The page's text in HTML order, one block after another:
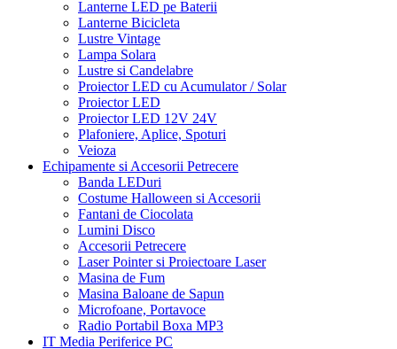
Lanterne LED pe Baterii
Lanterne Bicicleta
Lustre Vintage
Lampa Solara
Lustre si Candelabre
Proiector LED cu Acumulator / Solar
Proiector LED
Proiector LED 12V 24V
Plafoniere, Aplice, Spoturi
Veioza
Echipamente si Accesorii Petrecere
Banda LEDuri
Costume Halloween si Accesorii
Fantani de Ciocolata
Lumini Disco
Accesorii Petrecere
Laser Pointer si Proiectoare Laser
Masina de Fum
Masina Baloane de Sapun
Microfoane, Portavoce
Radio Portabil Boxa MP3
IT Media Periferice PC